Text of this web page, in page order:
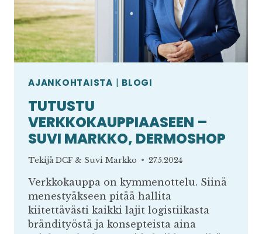
AJANKOHTAISTA | BLOGI
TUTUSTU
VERKKOKAUPPIAASEEN –
SUVI MARKKO, DERMOSHOP
Tekijä DCF & Suvi Markko 27.5.2024
Verkkokauppa on kymmenottelu. Siinä
menestyäkseen pitää hallita
kiitettävästi kaikki lajit logistiikasta
brändityöstä ja konsepteista aina